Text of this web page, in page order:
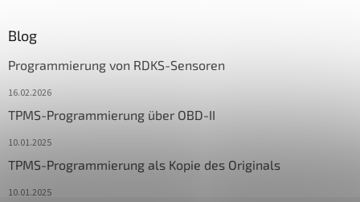
Blog
Programmierung von RDKS-Sensoren
16.02.2026
TPMS-Programmierung über OBD-II
10.01.2025
TPMS-Programmierung als Kopie des Originals
10.01.2025